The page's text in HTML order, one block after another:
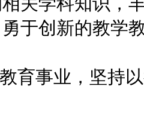
于创新的教学
事业，坚持以